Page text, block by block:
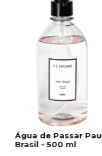
Água de Passar Pau
Brasil - 500 ml